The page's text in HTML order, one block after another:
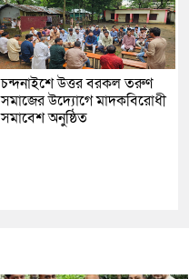
চন্দনাইশে উত্তর বরকল তরুণ
সমাজের উদ্যোগে মাদকবিরোধী
সমাবেশ অনুষ্ঠিত